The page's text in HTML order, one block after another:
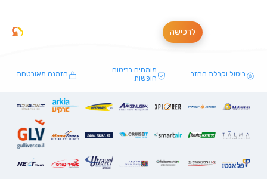
לרכישה
ביטול וקבלת החזר
מומחים בביטוח
חופשות
הזמנה מאובטחת